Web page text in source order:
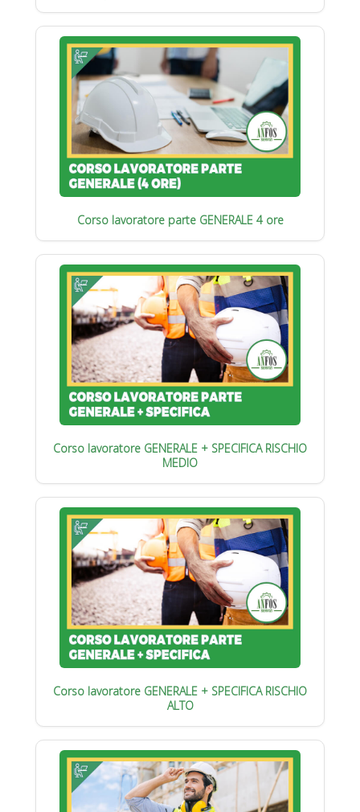
Corso lavoratore parte GENERALE 4 ore
Corso lavoratore GENERALE + SPECIFICA RISCHIO
MEDIO
Corso lavoratore GENERALE + SPECIFICA RISCHIO
ALTO